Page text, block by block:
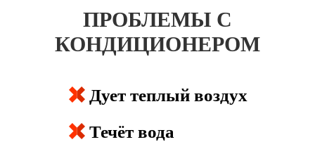
ПРОБЛЕМЫ С
КОНДИЦИОНЕРОМ
Дует теплый воздух
Течёт вода